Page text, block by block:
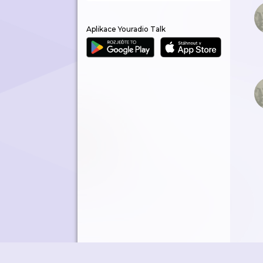
Aplikace Youradio Talk